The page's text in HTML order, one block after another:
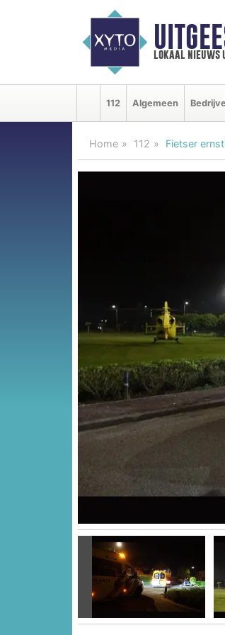
lokaal nieuws
112 Algemeen
Home 112 Fietser
Vorige